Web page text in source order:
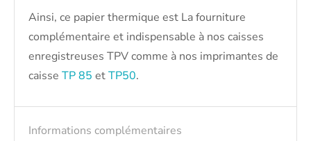
Ainsi, ce papier thermique est La fourniture
complémentaire et indispensable à nos caisses
enregistreuses TPV comme à nos imprimantes de
caisse TP 85 etTP50.
Informations complémentaires